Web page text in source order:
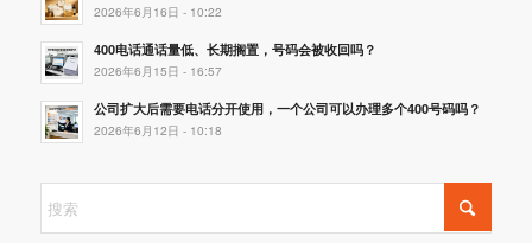
2026年6月16日 - 10:22
400电话通话量低、长期搁置，号码会被收回吗？
2026年6月15日 - 16:57
公司扩大后需要电话分开使用，一个公司可以办理多个400号码吗？
2026年6月12日 - 10:18